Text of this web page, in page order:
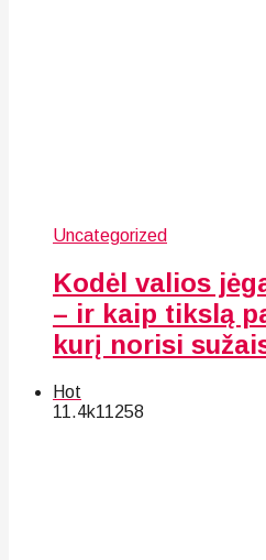
Uncategorized
Kodėl valios
– ir kaip tikslą
kurį norisi
Hot
11.4k11258